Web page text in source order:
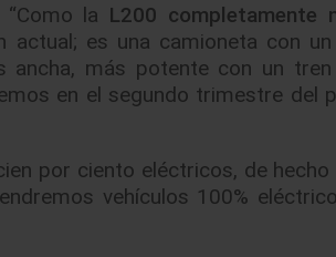
la L200 completamente
es una camioneta con un
ancha, más potente con un
en el segundo trimestre del
por ciento eléctricos, de hecho
vehículos 100%